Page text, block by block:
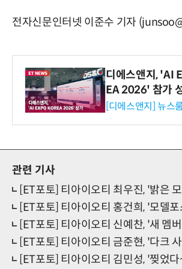
전자신문인터넷 이준수 기자
디에스앤지, 'AI
EA 2026' 참가
생애주기 아우르
[디에스앤지] 뉴스
관련 기사
[ET포토] 티아이오티 최우진, '밝은
[ET포토] 티아이오티 홍건희, '모델
[ET포토] 티아이오티 신예찬, '새 멤버로
[ET포토] 티아이오티 금준현, '다크
[ET포토] 티아이오티 김민성, '찢었